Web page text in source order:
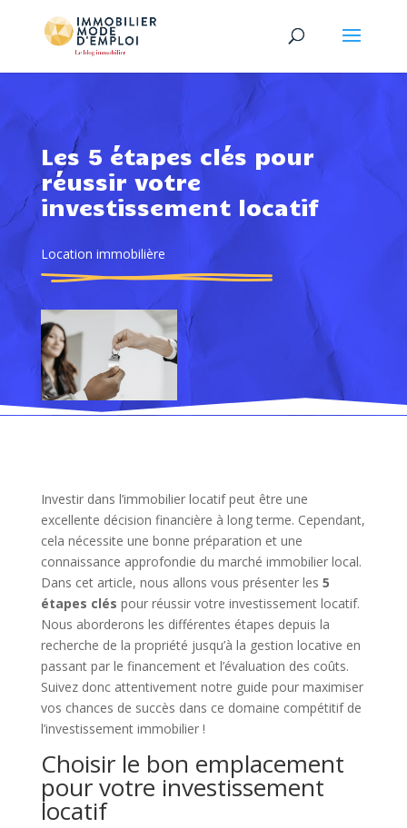
Les 5 étapes clés pour
réussir votre
investissement locatif
Location immobilière
Investir dans l’immobilier locatif peut être une
excellente décision financière à long terme. Cependant,
cela nécessite une bonne préparation et une
connaissance approfondie du marché immobilier local.
Dans cet article, nous allons vous présenter les 5
étapes clés pour réussir votre investissement locatif.
Nous aborderons les différentes étapes depuis la
recherche de la propriété jusqu’à la gestion locative en
passant par le financement et l’évaluation des coûts.
Suivez donc attentivement notre guide pour maximiser
vos chances de succès dans ce domaine compétitif de
l’investissement immobilier !
Choisir le bon emplacement
pour votre investissement
locatif